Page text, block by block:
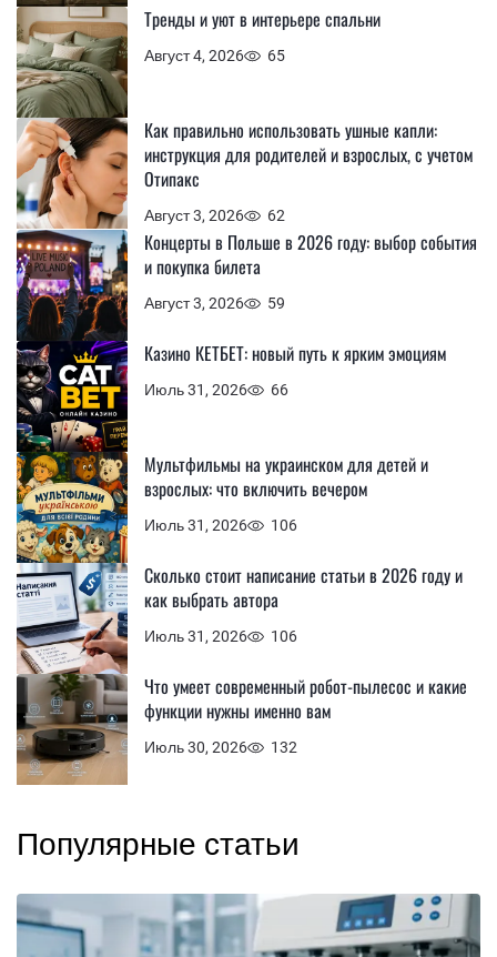
Август 4, 2026 65
Тренды и уют в интерьере спальни
Август 3, 2026 62
Как правильно использовать ушные капли:
инструкция для родителей и взрослых, с учетом
Отипакс
Август 3, 2026 59
Концерты в Польше в 2026 году: выбор события
и покупка билета
Июль 31, 2026 66
Казино КЕТБЕТ: новый путь к ярким эмоциям
Июль 31, 2026 106
Мультфильмы на украинском для детей и
взрослых: что включить вечером
Июль 31, 2026 106
Сколько стоит написание статьи в 2026 году и
как выбрать автора
Июль 30, 2026 132
Что умеет современный робот-пылесос и какие
функции нужны именно вам
Популярные статьи